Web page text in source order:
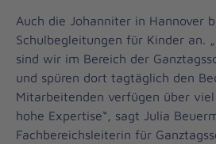
Auch die Johanniter in Hannover
Schulbegleitungen für Kinder an.
sind wir im Bereich der
und spüren dort tagtäglich den
Mitarbeitenden verfügen über
hohe Expertise“, sagt Julia
Fachbereichsleiterin für